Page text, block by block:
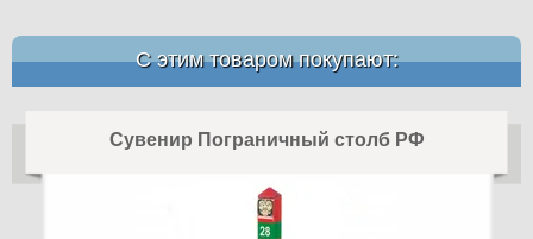
С этим товаром покупают:
Сувенир Пограничный столб РФ